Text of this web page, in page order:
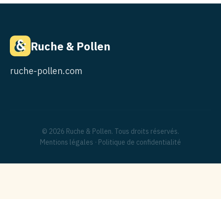
Ruche & Pollen
ruche-pollen.com
© 2026 Ruche & Pollen. Tous droits réservés.
Mentions légales · Politique de confidentialité